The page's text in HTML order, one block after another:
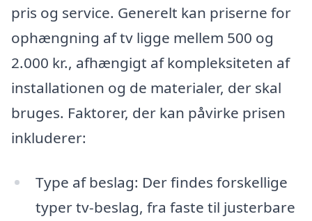
pris og service. Generelt kan priserne for
ophængning af tv ligge mellem 500 og
2.000 kr., afhængigt af kompleksiteten af
installationen og de materialer, der skal
bruges. Faktorer, der kan påvirke prisen
inkluderer:
Type af beslag: Der findes forskellige
typer tv-beslag, fra faste til justerbare